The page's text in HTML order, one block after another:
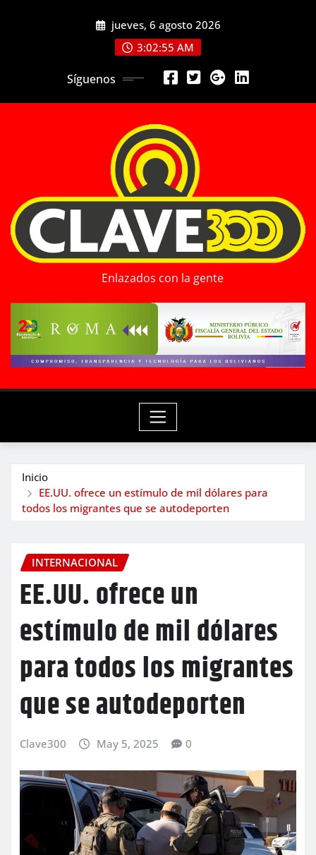
jueves, 6 agosto 2026
3:02:57 AM
Síguenos
Enlazados con la gente
Inicio
EE.UU. ofrece un estímulo de mil dólares para
todos los migrantes que se autodeporten
INTERNACIONAL
EE.UU. ofrece un
estímulo de mil dólares
para todos los migrantes
que se autodeporten
Clave300 May 5, 2025 0